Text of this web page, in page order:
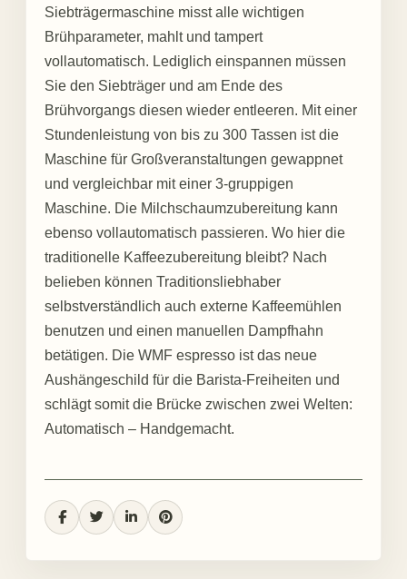
Siebträgermaschine misst alle wichtigen
Brühparameter, mahlt und tampert
vollautomatisch. Lediglich einspannen müssen
Sie den Siebträger und am Ende des
Brühvorgangs diesen wieder entleeren. Mit einer
Stundenleistung von bis zu 300 Tassen ist die
Maschine für Großveranstaltungen gewappnet
und vergleichbar mit einer 3-gruppigen
Maschine. Die Milchschaumzubereitung kann
ebenso vollautomatisch passieren. Wo hier die
traditionelle Kaffeezubereitung bleibt? Nach
belieben können Traditionsliebhaber
selbstverständlich auch externe Kaffeemühlen
benutzen und einen manuellen Dampfhahn
betätigen. Die WMF espresso ist das neue
Aushängeschild für die Barista-Freiheiten und
schlägt somit die Brücke zwischen zwei Welten:
Automatisch – Handgemacht.